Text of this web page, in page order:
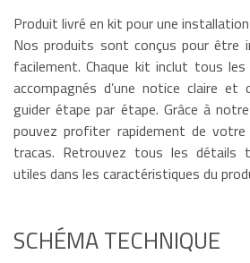
Produit livré en kit pour une
Nos produits sont conçus pour être
facilement. Chaque kit inclut tous
accompagnés d’une notice claire
guider étape par étape. Grâce à
pouvez profiter rapidement de
tracas. Retrouvez tous les détails
utiles dans les caractéristiques du
SCHÉMA TECHNIQUE